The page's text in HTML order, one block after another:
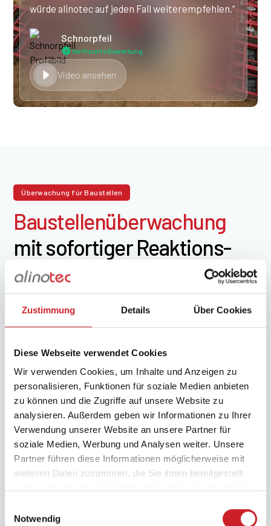
Zustimmung Details Über Cookies
Diese Webseite verwendet Cookies
Wir verwenden Cookies, um Inhalte und Anzeigen zu
personalisieren, Funktionen für soziale Medien anbieten
zu können und die Zugriffe auf unsere Website zu
analysieren. Außerdem geben wir Informationen zu Ihrer
Verwendung unserer Website an unsere Partner für
soziale Medien, Werbung und Analysen weiter. Unsere
Partner führen diese Informationen möglicherweise mit
weiteren Daten zusammen, die Sie ihnen bereitgestellt
Notwendig
würde alinotec auf jeden Fall weiterempfehlen.“
Schnorpfeil
Verifizierte Bewertung
Video ansehen
Überwachung für Baustellen
Bau­stellen­über­wach­ung
mit sofortiger Reak­tions­
fähig­keit
Sicherheit auf Baustellen ist entscheidend. Einbruch,
Besonders kritisch: Schon in den ersten Wochen nach
Alinotec schützt Ihre Baustellen mit mobiler, KI-gestützter
Videoüberwachung, digitaler Baustellendokumentation und
direkter Anbindung an unsere 24/7-Leitstelle. So bleibt Ihre
Baustelle sicher, transparent und im Zeitplan.
Schützen Sie Ihre Baustelle mit
Baustellenüberwachung vor:
Schäden